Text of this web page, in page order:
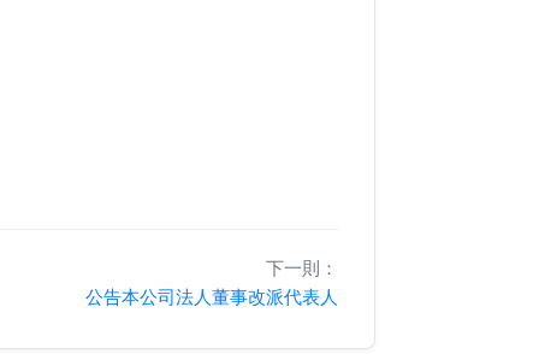
下一則：
公告本公司法人董事改派代表人